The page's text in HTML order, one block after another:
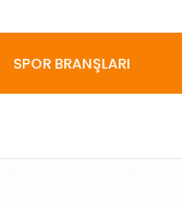
SPOR BRANŞLARI